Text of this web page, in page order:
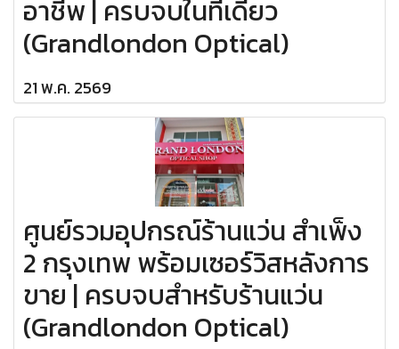
อาชีพ | ครบจบในที่เดียว
(Grandlondon Optical)
21 พ.ค. 2569
ศูนย์รวมอุปกรณ์ร้านแว่น สำเพ็ง
2 กรุงเทพ พร้อมเซอร์วิสหลังการ
ขาย | ครบจบสำหรับร้านแว่น
(Grandlondon Optical)